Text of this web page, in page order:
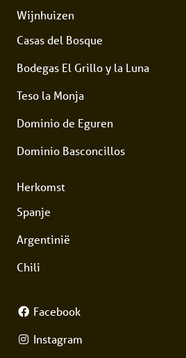
Wijnhuizen
Casas del Bosque
Bodegas El Grillo y la Luna
Teso la Monja
Dominio de Eguren
Dominio Basconcillos
Herkomst
Spanje
Argentinië
Chili
Facebook
Instagram